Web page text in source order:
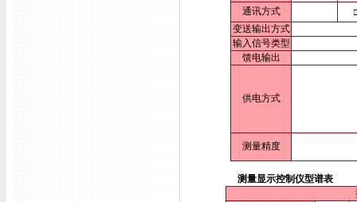
通讯方式
变送输出方式
输入信号类型
馈电输出
供电方式
测量精度
测量显示控制仪型谱表